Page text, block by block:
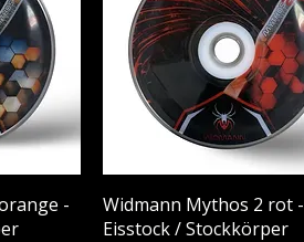
-
Widmann Mythos 2 rot -
Eisstock / Stockkörper